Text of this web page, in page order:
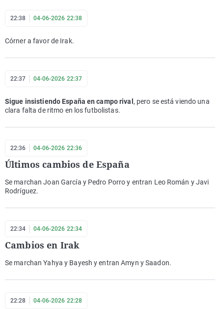
22:38 04-06-2026 22:38
Córner a favor de Irak.
22:37 04-06-2026 22:37
Sigue insistiendo España en campo rival , pero se está viendo una
clara falta de ritmo en los futbolistas.
22:36 04-06-2026 22:36
Últimos cambios de España
Se marchan Joan García y Pedro Porro y entran Leo Román y Javi
Rodríguez.
22:34 04-06-2026 22:34
Cambios en Irak
Se marchan Yahya y Bayesh y entran Amyn y Saadon.
22:28 04-06-2026 22:28